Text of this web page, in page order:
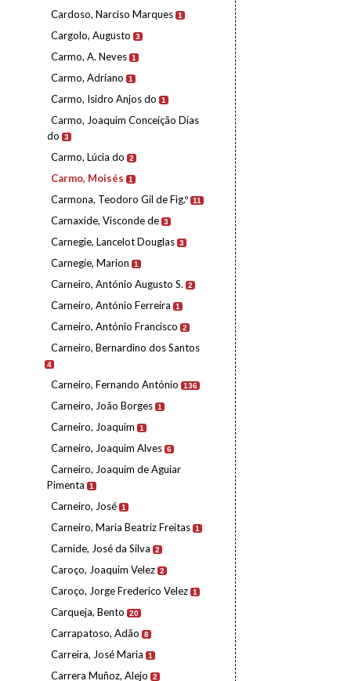
Cardoso, Narciso Marques 1
Cargolo, Augusto 3
Carmo, A. Neves 1
Carmo, Adriano 1
Carmo, Isidro Anjos do 1
Carmo, Joaquim Conceição Dias
do
3
Carmo, Lúcia do 2
Carmo, Moisés 1
Carmona, Teodoro Gil de Fig.º 11
Carnaxide, Visconde de 3
Carnegie, Lancelot Douglas 3
Carnegie, Marion 1
Carneiro, António Augusto S. 2
Carneiro, António Ferreira 1
Carneiro, António Francisco 2
Carneiro, Bernardino dos Santos
4
Carneiro, Fernando António 136
Carneiro, João Borges 1
Carneiro, Joaquim 1
Carneiro, Joaquim Alves 6
Carneiro, Joaquim de Aguiar
Pimenta
1
Carneiro, José 1
Carneiro, Maria Beatriz Freitas 1
Carnide, José da Silva 2
Caroço, Joaquim Velez 2
Caroço, Jorge Frederico Velez 1
Carqueja, Bento 20
Carrapatoso, Adão 8
Carreira, José Maria 1
Carrera Muñoz, Alejo 2